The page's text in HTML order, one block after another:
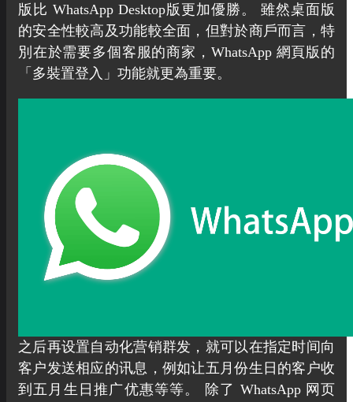
版比 WhatsApp Desktop版更加優勝。 雖然桌面版
的安全性較高及功能較全面，但對於商戶而言，特
別在於需要多個客服的商家，WhatsApp 網頁版的
「多裝置登入」功能就更為重要。
之后再设置自动化营销群发，就可以在指定时间向
客户发送相应的讯息，例如让五月份生日的客户收
到五月生日推广优惠等等。 除了 WhatsApp 网页